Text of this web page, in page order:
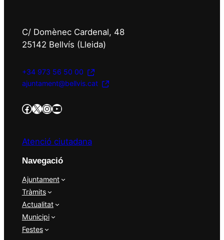
C/ Domènec Cardenal, 48
25142 Bellvís (Lleida)
+34 973 56 50 00
ajuntament@bellvis.cat
https://www.facebook.com/AjBellvisArcs/?locale=es_ES Twitter/X InstagramYouTube
Atenció ciutadana
Navegació
Ajuntament
Tràmits
Actualitat
Municipi
Festes